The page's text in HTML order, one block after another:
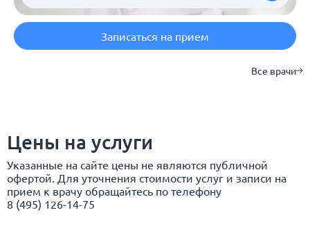
Записаться на прием
Все врачи
Цены на услуги
Указанные на сайте цены не являются публичной
офертой. Для уточнения стоимости услуг и записи на
прием к врачу обращайтесь по телефону
8 (495) 126-14-75